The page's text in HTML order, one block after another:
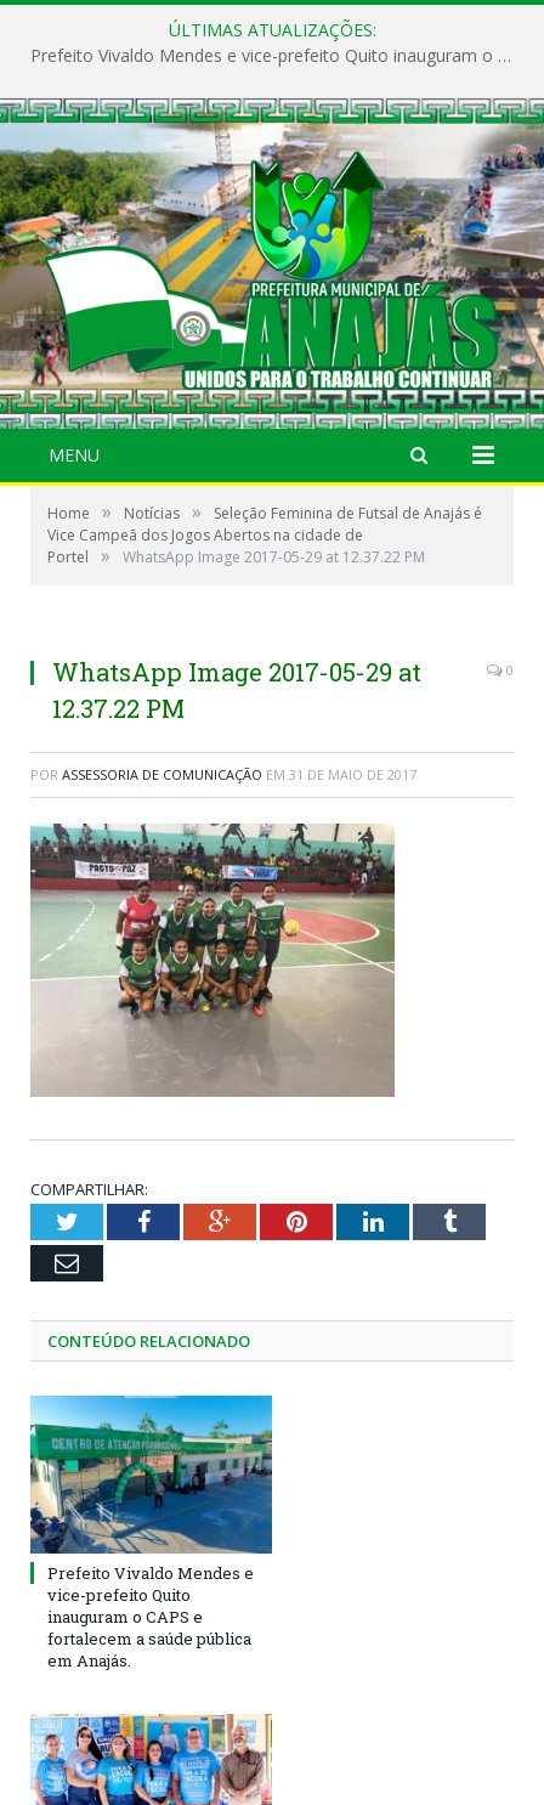
ÚLTIMAS ATUALIZAÇÕES:
Prefeito Vivaldo Mendes e vice-prefeito Quito inauguram o CAPS e fortalecem a saúde pública em Anajás.
MENU
Home » Notícias »
Seleção Feminina de Futsal de Anajás é
Vice Campeã dos Jogos Abertos na cidade de
Portel
» WhatsApp Image 2017-05-29 at 12.37.22 PM
WhatsApp Image 2017-05-29 at
12.37.22 PM
0
POR ASSESSORIA DE COMUNICAÇÃO EM 31 DE MAIO DE 2017
COMPARTILHAR:
TwitterFacebookGoogle+PinterestLinkedInTumblr
Email
CONTEÚDO RELACIONADO
Prefeito Vivaldo Mendes e
vice-prefeito Quito
inauguram o CAPS e
fortalecem a saúde pública
em Anajás.